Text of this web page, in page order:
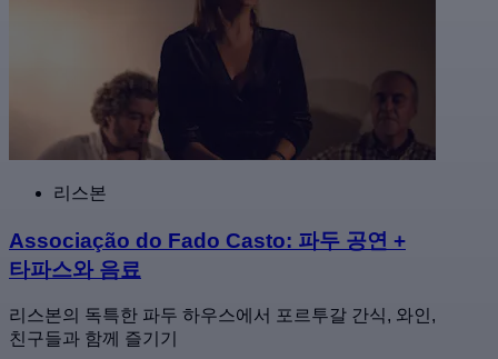
리스본
Associação do Fado Casto: 파두 공연 +
타파스와 음료
리스본의 독특한 파두 하우스에서 포르투갈 간식, 와인,
친구들과 함께 즐기기